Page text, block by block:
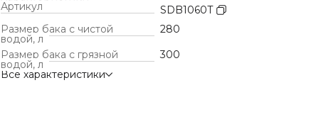
крупных по площади помещений: аэропортов, складских и
логистических комплексов, торговых центров и
производственных цехов. С места оператора можно
отслеживать все рабочие параметры машины.
Мультифункциональны выключатель позволяет одним
движением выбирать программу уборки: стандартная
уборка, размывка загрязнение, сбор грязи с пола. Функция
ЭКО- режим позволить значительно увеличить время
Артикул
SDB1060T
Размер бака с чистой
водой, л
280
Размер бака с грязной
водой, л
300
Все характеристики